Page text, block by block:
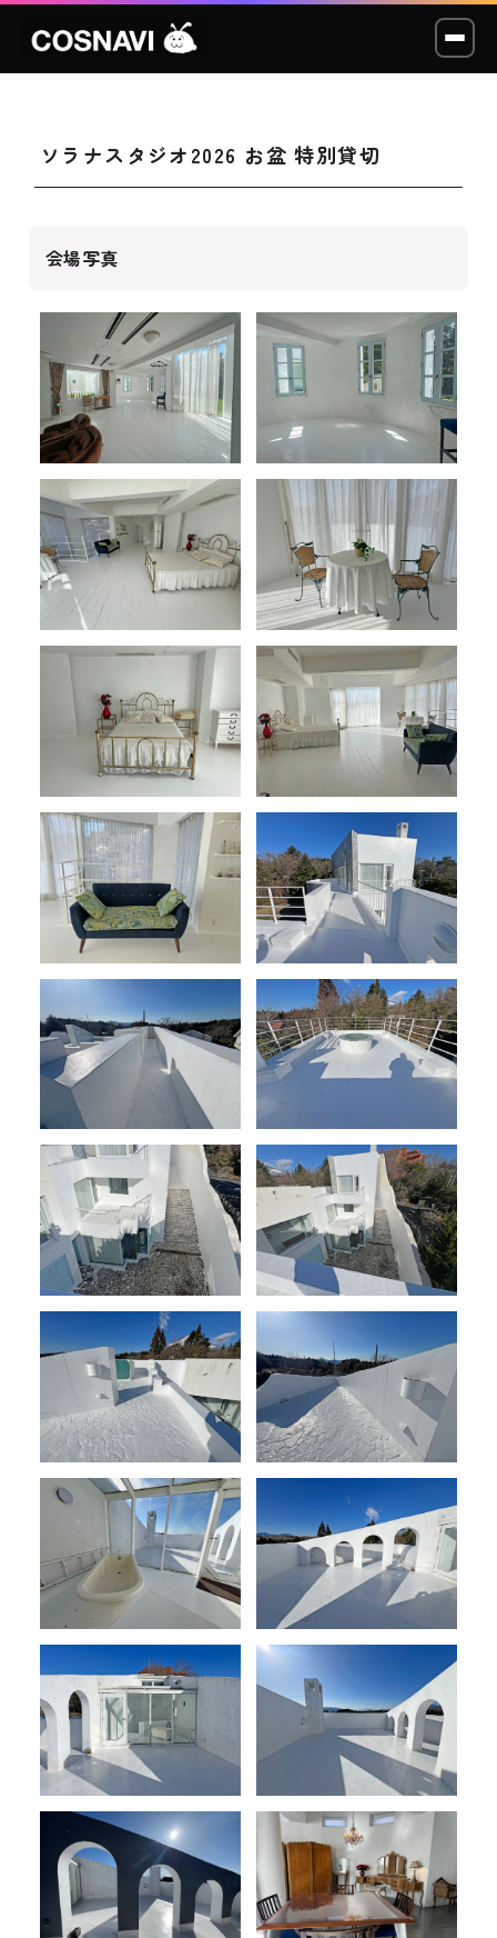
コスプレイベント
WCP
ショッカー
スタジオ
LABO
メディア
お知らせ
ソラナスタジオ2026 お盆 特別貸切
会場写真